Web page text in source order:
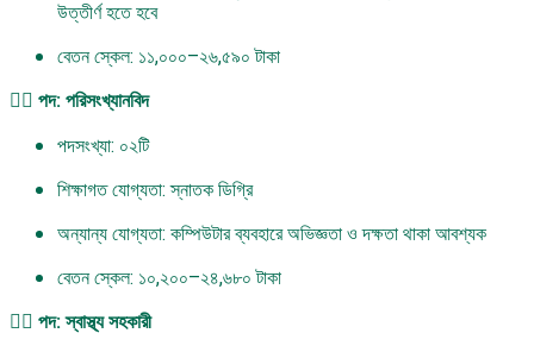
উত্তীর্ণ হতে হবে
বেতন স্কেল: ১১,০০০–২৬,৫৯০ টাকা
২️⃣ পদ: পরিসংখ্যানবিদ
পদসংখ্যা: ০২টি
শিক্ষাগত যোগ্যতা: স্নাতক ডিগ্রি
অন্যান্য যোগ্যতা: কম্পিউটার ব্যবহারে অভিজ্ঞতা ও দক্ষতা থাকা আবশ্যক
বেতন স্কেল: ১০,২০০–২৪,৬৮০ টাকা
৩️⃣ পদ: স্বাস্থ্য সহকারী